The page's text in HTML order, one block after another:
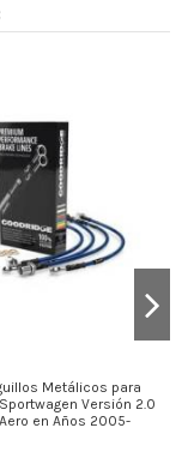
Metálicos para
Versión 2.0
en Años 2005-